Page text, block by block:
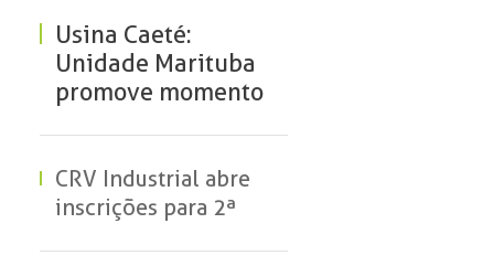
Usina Caeté:
Unidade Marituba
promove momento
colaboradoras
CRV Industrial abre
inscrições para 2ª